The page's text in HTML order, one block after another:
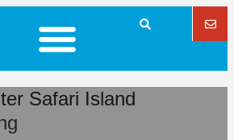
Safari Island